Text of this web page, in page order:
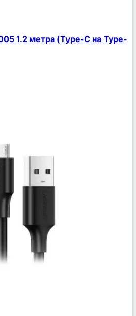
1.2 метра (Type-C на Type-